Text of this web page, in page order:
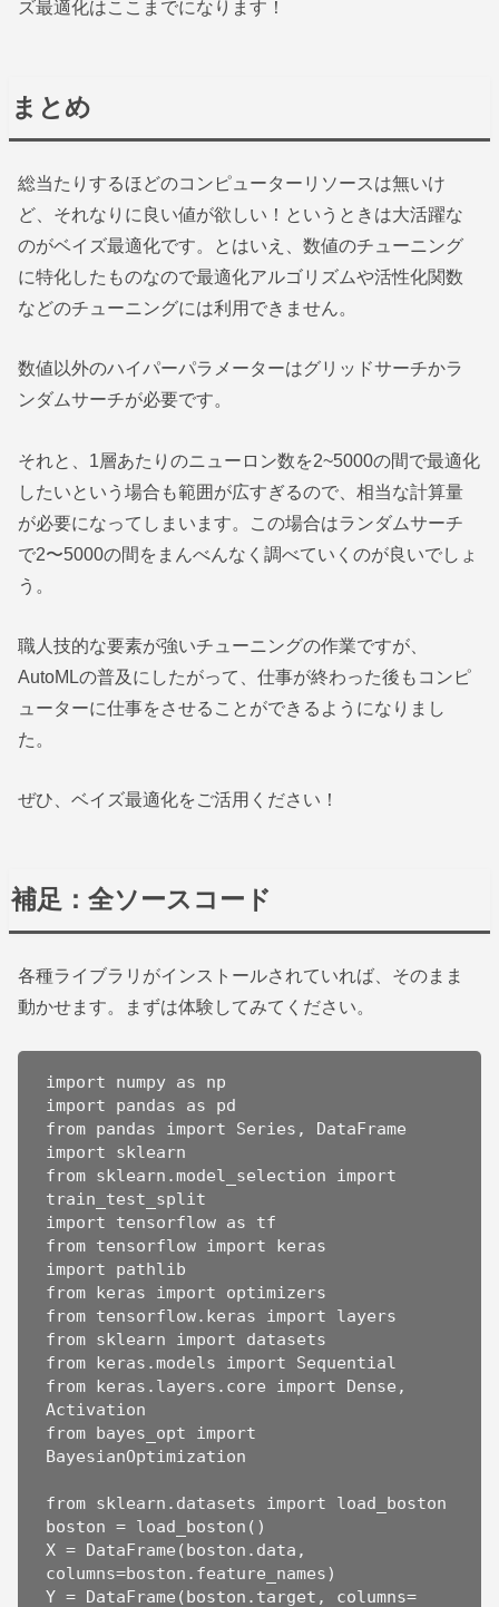
ズ最適化はここまでになります！
まとめ
総当たりするほどのコンピューターリソースは無いけ
ど、それなりに良い値が欲しい！というときは大活躍な
のがベイズ最適化です。とはいえ、数値のチューニング
に特化したものなので最適化アルゴリズムや活性化関数
などのチューニングには利用できません。
数値以外のハイパーパラメーターはグリッドサーチかラ
ンダムサーチが必要です。
それと、1層あたりのニューロン数を2~5000の間で最適化
したいという場合も範囲が広すぎるので、相当な計算量
が必要になってしまいます。この場合はランダムサーチ
で2〜5000の間をまんべんなく調べていくのが良いでしょ
う。
職人技的な要素が強いチューニングの作業ですが、
AutoMLの普及にしたがって、仕事が終わった後もコンピ
ューターに仕事をさせることができるようになりまし
た。
ぜひ、ベイズ最適化をご活用ください！
補足：全ソースコード
各種ライブラリがインストールされていれば、そのまま
動かせます。まずは体験してみてください。
import numpy as np
import pandas as pd
from pandas import Series, DataFrame
import sklearn
from sklearn.model_selection import
train_test_split
import tensorflow as tf
from tensorflow import keras
import pathlib
from keras import optimizers
from tensorflow.keras import layers
from sklearn import datasets
from keras.models import Sequential
from keras.layers.core import Dense,
Activation
from bayes_opt import
BayesianOptimization
from sklearn.datasets import load_boston
boston = load_boston()
X = DataFrame(boston.data,
columns=boston.feature_names)
Y = DataFrame(boston.target, columns=